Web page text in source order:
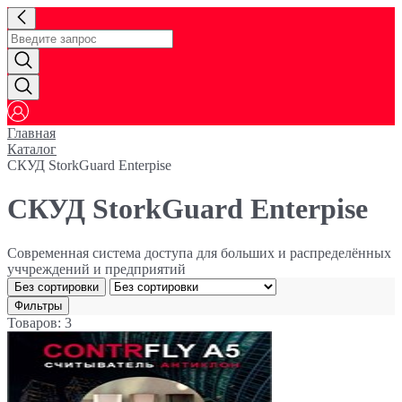
Главная
Каталог
СКУД StorkGuard Enterpise
СКУД StorkGuard Enterpise
Современная система доступа для больших и распределённых
уччреждений и предприятий
Без сортировки
Фильтры
Товаров: 3